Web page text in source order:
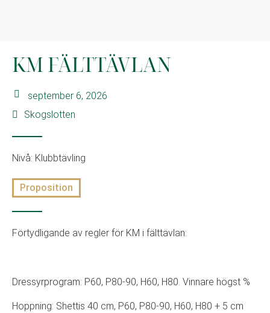
KM FÄLTTÄVLAN
september 6, 2026
Skogslotten
Nivå: Klubbtävling
Proposition
Förtydligande av regler för KM i fälttävlan:
Dressyrprogram: P60, P80-90, H60, H80. Vinnare högst %
Hoppning: Shettis 40 cm, P60, P80-90, H60, H80 + 5 cm